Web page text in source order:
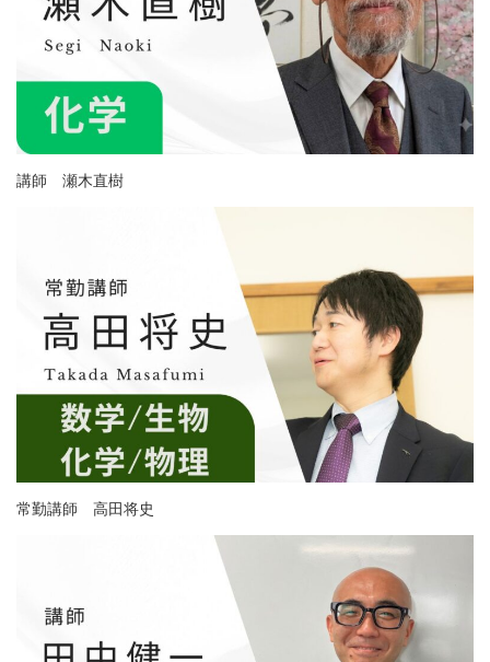
講師 瀬木直樹
常勤講師 高田将史